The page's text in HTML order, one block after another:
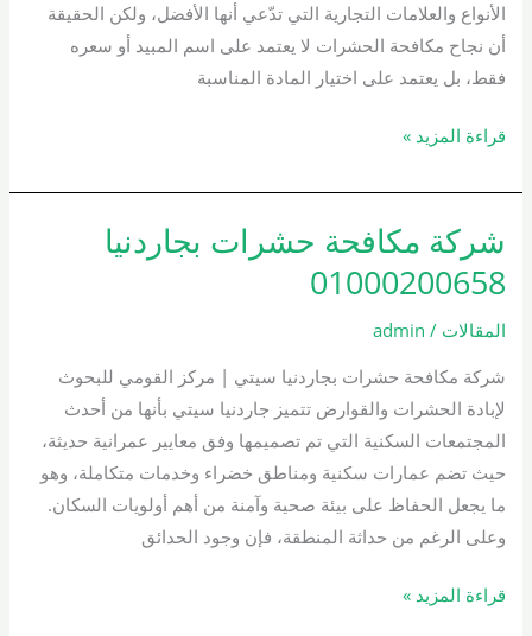
الأنواع والعلامات التجارية التي تدّعي أنها الأفضل، ولكن الحقيقة
أن نجاح مكافحة الحشرات لا يعتمد على اسم المبيد أو سعره
فقط، بل يعتمد على اختيار المادة المناسبة
قراءة المزيد »
شركة مكافحة حشرات بجاردنيا
01000200658
المقالات /
admin
شركة مكافحة حشرات بجاردنيا سيتي | مركز القومي للبحوث
لإبادة الحشرات والقوارض تتميز جاردنيا سيتي بأنها من أحدث
المجتمعات السكنية التي تم تصميمها وفق معايير عمرانية حديثة،
حيث تضم عمارات سكنية ومناطق خضراء وخدمات متكاملة، وهو
ما يجعل الحفاظ على بيئة صحية وآمنة من أهم أولويات السكان.
وعلى الرغم من حداثة المنطقة، فإن وجود الحدائق
شركة
مكافحة
حشرات
بجاردنيا
قراءة المزيد »